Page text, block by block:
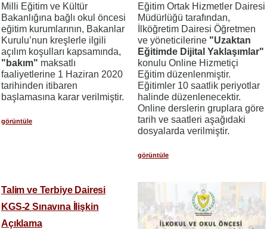
Milli Eğitim ve Kültür
Bakanlığına bağlı okul öncesi
eğitim kurumlarının, Bakanlar
Kurulu’nun kreşlerle ilgili
açılım koşulları kapsamında,
"bakım" maksatlı
faaliyetlerine 1 Haziran 2020
tarihinden itibaren
başlamasına karar verilmiştir.
görüntüle
Eğitim Ortak Hizmetler Dairesi
Müdürlüğü tarafından,
İlköğretim Dairesi Öğretmen
ve yöneticilerine "Uzaktan
Eğitimde Dijital Yaklaşımlar"
konulu Online Hizmetiçi
Eğitim düzenlenmiştir.
Eğitimler 10 saatlik periyotlar
halinde düzenlenecektir.
Online derslerin gruplara göre
tarih ve saatleri aşağıdaki
dosyalarda verilmiştir.
görüntüle
Talim ve Terbiye Dairesi
KGS-2 Sınavına İlişkin
Açıklama